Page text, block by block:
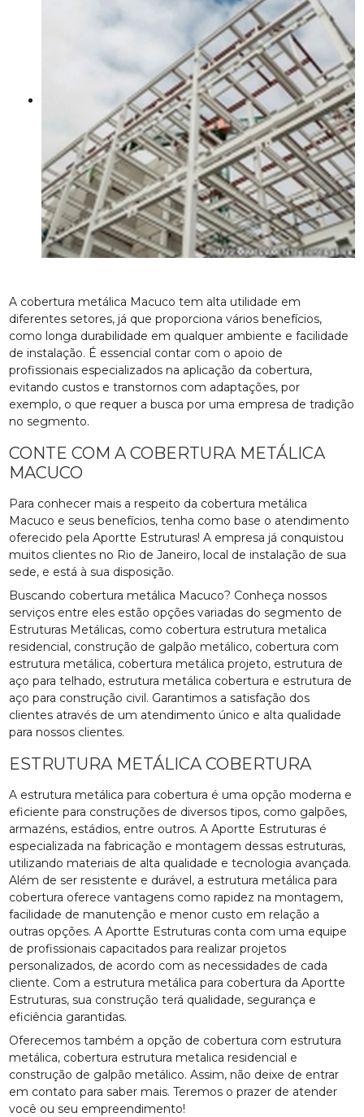
A cobertura metálica Macuco tem alta utilidade em
diferentes setores, já que proporciona vários benefícios,
como longa durabilidade em qualquer ambiente e facilidade
de instalação. É essencial contar com o apoio de
profissionais especializados na aplicação da cobertura,
evitando custos e transtornos com adaptações, por
exemplo, o que requer a busca por uma empresa de tradição
no segmento.
CONTE COM A COBERTURA METÁLICA
MACUCO
Para conhecer mais a respeito da cobertura metálica
Macuco e seus benefícios, tenha como base o atendimento
oferecido pela Aportte Estruturas! A empresa já conquistou
muitos clientes no Rio de Janeiro, local de instalação de sua
sede, e está à sua disposição.
Buscando cobertura metálica Macuco? Conheça nossos
serviços entre eles estão opções variadas do segmento de
Estruturas Metálicas, como cobertura estrutura metalica
residencial, construção de galpão metálico, cobertura com
estrutura metálica, cobertura metálica projeto, estrutura de
aço para telhado, estrutura metálica cobertura e estrutura de
aço para construção civil. Garantimos a satisfação dos
clientes através de um atendimento único e alta qualidade
para nossos clientes.
ESTRUTURA METÁLICA COBERTURA
A estrutura metálica para cobertura é uma opção moderna e
eficiente para construções de diversos tipos, como galpões,
armazéns, estádios, entre outros. A Aportte Estruturas é
especializada na fabricação e montagem dessas estruturas,
utilizando materiais de alta qualidade e tecnologia avançada.
Além de ser resistente e durável, a estrutura metálica para
cobertura oferece vantagens como rapidez na montagem,
facilidade de manutenção e menor custo em relação a
outras opções. A Aportte Estruturas conta com uma equipe
de profissionais capacitados para realizar projetos
personalizados, de acordo com as necessidades de cada
cliente. Com a estrutura metálica para cobertura da Aportte
Estruturas, sua construção terá qualidade, segurança e
eficiência garantidas.
Oferecemos também a opção de cobertura com estrutura
metálica, cobertura estrutura metalica residencial e
construção de galpão metálico. Assim, não deixe de entrar
em contato para saber mais. Teremos o prazer de atender
você ou seu empreendimento!